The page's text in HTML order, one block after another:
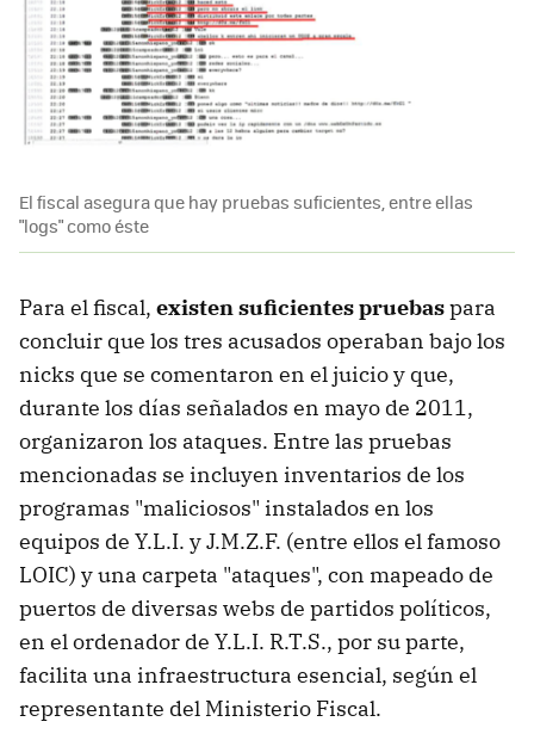
El fiscal asegura que hay pruebas suficientes, entre ellas
"logs" como éste
Para el fiscal, existen suficientes pruebaspara
concluir que los tres acusados operaban bajo los
nicks que se comentaron en el juicio y que,
durante los días señalados en mayo de 2011,
organizaron los ataques. Entre las pruebas
mencionadas se incluyen inventarios de los
programas "maliciosos" instalados en los
equipos de Y.L.I. y J.M.Z.F. (entre ellos el famoso
LOIC) y una carpeta "ataques", con mapeado de
puertos de diversas webs de partidos políticos,
en el ordenador de Y.L.I. R.T.S., por su parte,
facilita una infraestructura esencial, según el
representante del Ministerio Fiscal.